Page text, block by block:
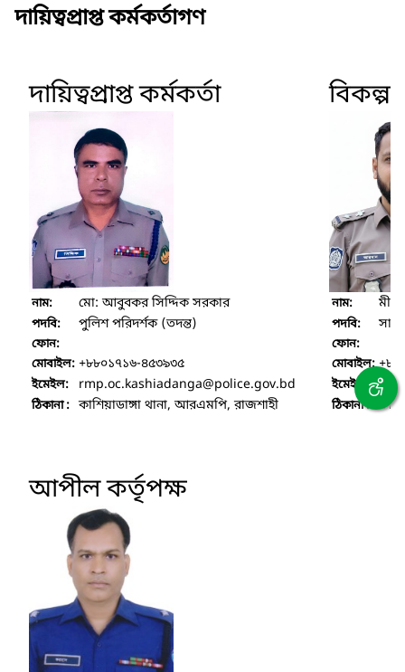
দায়িত্বপ্রাপ্ত কর্মকর্তাগণ
দায়িত্বপ্রাপ্ত কর্মকর্তা
নাম: মো: আবুবকর সিদ্দিক সরকার
পদবি: পুলিশ পরিদর্শক (তদন্ত)
ফোন:
মোবাইল: +৮৮০১৭১৬-৪৫৩৯৩৫
ইমেইল: rmp.oc.kashiadanga@police.gov.bd
ঠিকানা : কাশিয়াডাঙ্গা থানা, আরএমপি, রাজশাহী
বিকল্প
নাম: মীর
পদবি: সাব-
ফোন:
মোবাইল:
ইমেইল:
ঠিকানা :
আপীল কর্তৃপক্ষ